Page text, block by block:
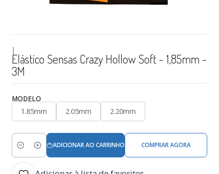
|
Elástico Sensas Crazy Hollow Soft - 1,85mm -
3M
MODELO
1.85mm
2.05mm 2.20mm
Quantidade
ADICIONAR AO CARRINHO COMPRAR AGORA